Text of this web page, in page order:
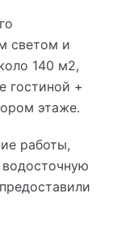
светом и
140 м2,
гостиной +
этаже.
работы,